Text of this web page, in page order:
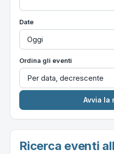
Date
Ordina gli eventi
Ricerca eventi